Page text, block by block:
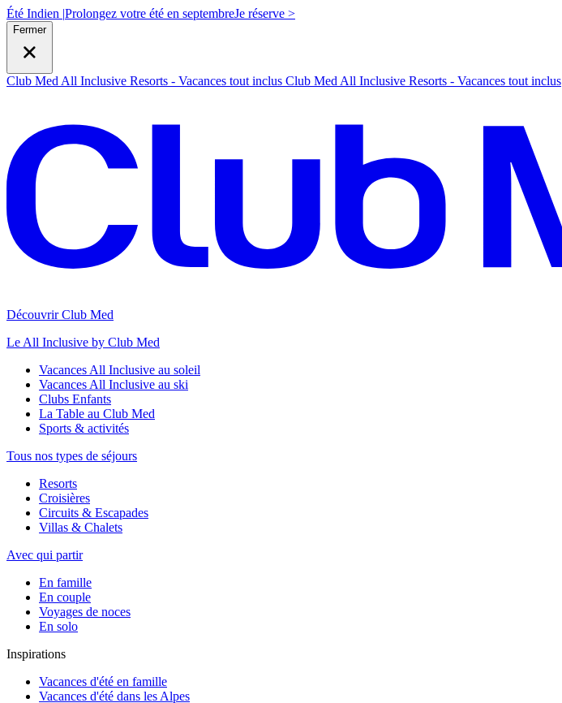
Été Indien |Prolongez votre été en septembreJe réserve >
Fermer
Club Med All Inclusive Resorts - Vacances tout inclus Club Med All Inclusive Resorts - Vacances tout inclus
Découvrir Club Med
Le All Inclusive by Club Med
Vacances All Inclusive au soleil
Vacances All Inclusive au ski
Clubs Enfants
La Table au Club Med
Sports & activités
Tous nos types de séjours
Resorts
Croisières
Circuits & Escapades
Villas & Chalets
Avec qui partir
En famille
En couple
Voyages de noces
En solo
Inspirations
Vacances d'été en famille
Vacances d'été dans les Alpes